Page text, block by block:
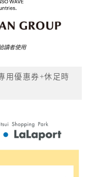
讀者使用
用優惠券+休足時